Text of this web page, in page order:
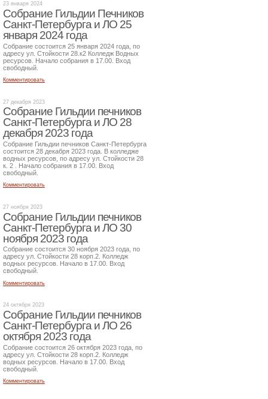
23 января 2024
Собрание Гильдии Печников
Санкт-Петербурга и ЛО 25
января 2024 года
Собрание состоится 25 января 2024 года, по
адресу ул. Стойкости 28.к2 Колледж Водных
ресурсов. Начало собрания в 17.00. Вход
свободный.
Комментировать
27 декабря 2023
Собрание Гильдии печников
Санкт-Петербурга и ЛО 28
декабря 2023 года
Собрание Гильдии печников Санкт-Петербурга
состоится 28 декабря 2023 года. В колледже
водных ресурсов, по адресу ул. Стойкости 28
к. 2 . Начало собрания в 17.00. Вход
свободный.
Комментировать
27 ноября 2023
Собрание Гильдии печников
Санкт-Петербурга и ЛО 30
ноября 2023 года
Собрание состоится 30 ноября 2023 года, по
адресу ул. Стойкости 28 корп.2. Колледж
водных ресурсов. Начало в 17.00. Вход
свободный.
Комментировать
24 октября 2023
Собрание Гильдии печников
Санкт-Петербурга и ЛО 26
октября 2023 года
Собрание состоится 26 октября 2023 года, по
адресу ул. Стойкости 28 корп.2. Колледж
водных ресурсов. Начало в 17.00. Вход
свободный.
Комментировать